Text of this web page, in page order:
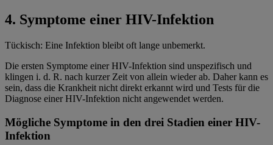
4. Symptome einer HIV-Infektion
Tückisch: Eine Infektion bleibt oft lange unbemerkt.
Die ersten Symptome einer HIV-Infektion sind unspezifisch und
klingen i. d. R. nach kurzer Zeit von allein wieder ab. Daher kann es
sein, dass die Krankheit nicht direkt erkannt wird und Tests für die
Diagnose einer HIV-Infektion nicht angewendet werden.
Mögliche Symptome in den drei Stadien einer HIV-
Infektion